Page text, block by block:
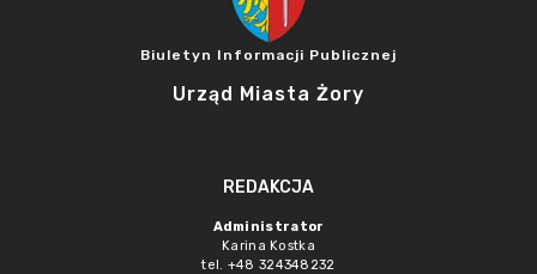
Biuletyn Informacji Publicznej
Urząd Miasta Żory
REDAKCJA
Administrator
Karina Kostka
tel. +48 324348232